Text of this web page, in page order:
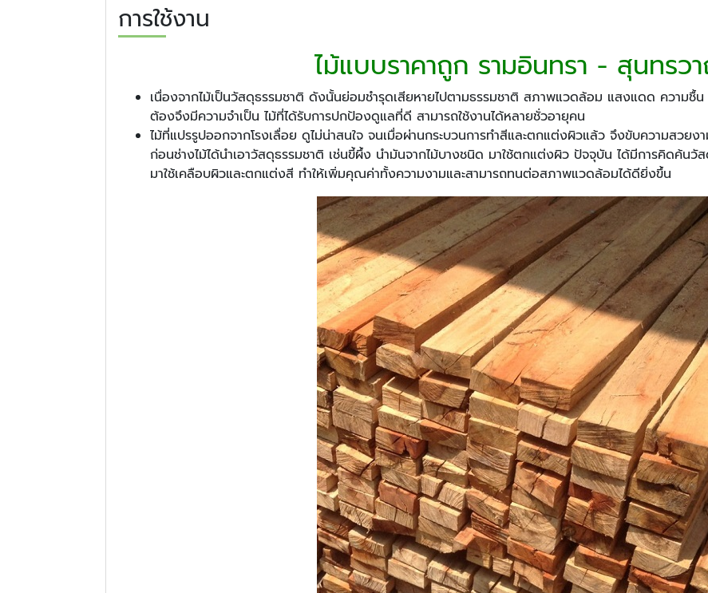
การใช้งาน
ไม้แบบราคาถูก รามอินทรา - สุนทร
เนื่องจากไม้เป็นวัสดุธรรมชาติ ดังนั้นย่อมชำรุดเสียหายไปตามธรรมชาติ สภาพแวดล้อม แสงแดด ความ
ต้องจึงมีความจำเป็น ไม้ที่ได้รับการปกป้องดูแลที่ดี สามารถใช้งานได้หลายชั่วอายุคน
ไม้ที่แปรรูปออกจากโรงเลื่อย ดูไม่น่าสนใจ จนเมื่อผ่านกระบวนการทำสีและตกแต่งผิวแล้ว จึงขับความสวย
ก่อนช่างไม้ได้นำเอาวัสดุธรรมชาติ เช่นขี้ผึ้ง นำมันจากไม้บางชนิด มาใช้ตกแต่งผิว ปัจจุบัน ได้มีการคิดค้นวั
มาใช้เคลือบผิวและตกแต่งสี ทำให้เพิ่มคุณค่าทั้งความงามและสามารถทนต่อสภาพแวดล้อมได้ดียิ่งขึ้น